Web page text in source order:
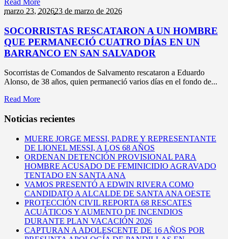
marzo 23, 202623 de marzo de 2026
SOCORRISTAS RESCATARON A UN HOMBRE
QUE PERMANECIÓ CUATRO DÍAS EN UN
BARRANCO EN SAN SALVADOR
Socorristas de Comandos de Salvamento rescataron a Eduardo
Alonso, de 38 años, quien permaneció varios días en el fondo de...
Read More
Noticias recientes
MUERE JORGE MESSI, PADRE Y REPRESENTANTE
DE LIONEL MESSI, A LOS 68 AÑOS
ORDENAN DETENCIÓN PROVISIONAL PARA
HOMBRE ACUSADO DE FEMINICIDIO AGRAVADO
TENTADO EN SANTA ANA
VAMOS PRESENTÓ A EDWIN RIVERA COMO
CANDIDATO A ALCALDE DE SANTA ANA OESTE
PROTECCIÓN CIVIL REPORTA 68 RESCATES
ACUÁTICOS Y AUMENTO DE INCENDIOS
DURANTE PLAN VACACIÓN 2026
CAPTURAN A ADOLESCENTE DE 16 AÑOS POR